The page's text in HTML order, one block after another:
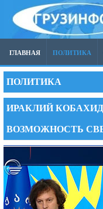
ГЛАВНАЯ ПОЛИТИКА
ПОЛИТИКА
ИРАКЛИЙ
ВОЗМОЖНОСТЬ